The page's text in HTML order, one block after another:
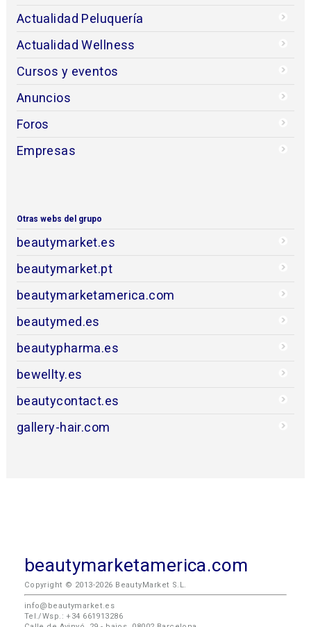
Actualidad Peluquería
Actualidad Wellness
Cursos y eventos
Anuncios
Foros
Empresas
Otras webs del grupo
beautymarket.es
beautymarket.pt
beautymarketamerica.com
beautymed.es
beautypharma.es
bewellty.es
beautycontact.es
gallery-hair.com
beautymarketamerica.com
Copyright © 2013-2026 BeautyMarket S.L.
info@beautymarket.es
Tel./Wsp.: +34 661913286